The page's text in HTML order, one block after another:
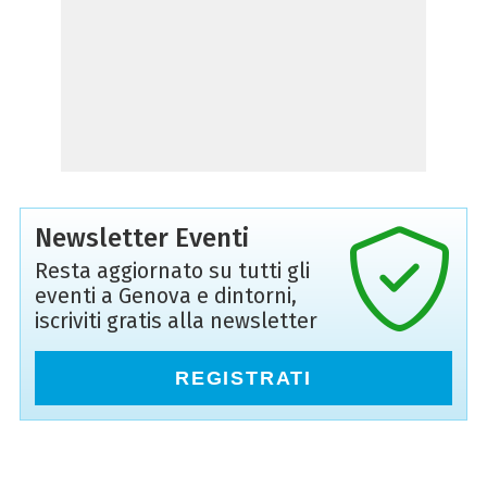
Newsletter Eventi
Resta aggiornato su tutti gli
eventi a Genova e dintorni,
iscriviti gratis alla newsletter
REGISTRATI